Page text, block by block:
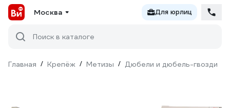
Москва Для юрлиц
Поиск в каталоге
Главная / Крепёж / Метизы / Дюбели и дюбель-гвозди